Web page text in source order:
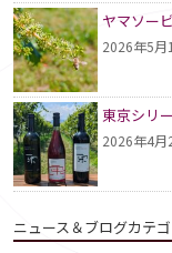
ヤマソー
2026年5月
東京シリ
2026年4月
ニュース＆ブログカテ